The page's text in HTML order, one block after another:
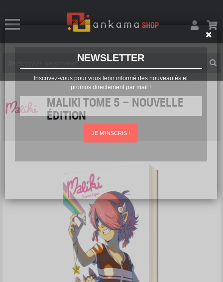
NEWSLETTER
Inscrivez-vous pour vous tenir informé des nouveautés et
promos directement par mail !
JE M'INSCRIS !
MALIKI TOME 5 – NOUVELLE
ÉDITION